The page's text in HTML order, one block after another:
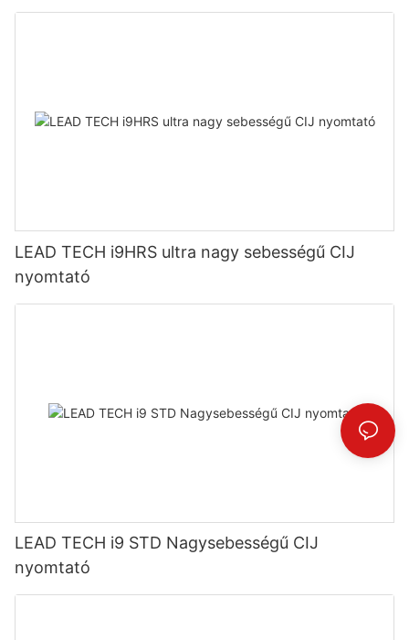
LEAD TECH i9HRS ultra nagy sebességű CIJ
nyomtató
LEAD TECH i9 STD Nagysebességű CIJ
nyomtató